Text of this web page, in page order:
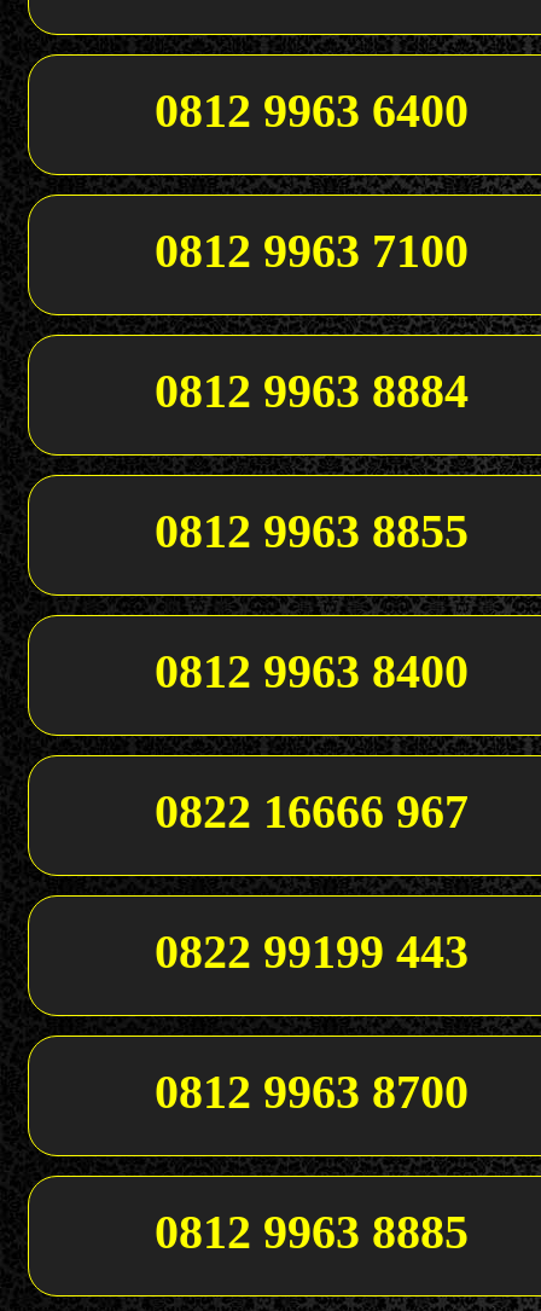
0812 9963 6400
0812 9963 7100
0812 9963 8884
0812 9963 8855
0812 9963 8400
0822 16666 967
0822 99199 443
0812 9963 8700
0812 9963 8885